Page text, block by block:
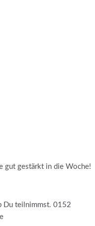
gut gestärkt in die Woche!
Du teilnimmst. 0152